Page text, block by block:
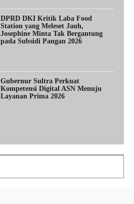
DPRD DKI Kritik Laba Food
Station yang Meleset Jauh,
Josephine Minta Tak Bergantung
pada Subsidi Pangan 2026
Gubernur Sultra Perkuat
Kompetensi Digital ASN Menuju
Layanan Prima 2026